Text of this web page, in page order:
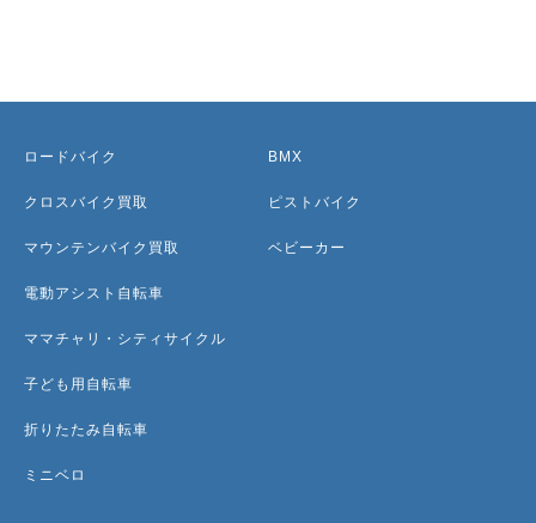
ロードバイク
クロスバイク買取
マウンテンバイク買取
電動アシスト自転車
ママチャリ・シティサイクル
子ども用自転車
折りたたみ自転車
ミニベロ
BMX
ピストバイク
ベビーカー